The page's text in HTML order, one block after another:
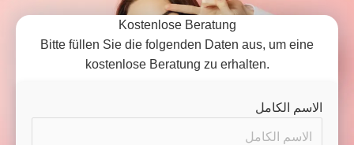
Kostenlose Beratung
Bitte füllen Sie die folgenden Daten aus, um eine
kostenlose Beratung zu erhalten.
الاسم الكامل